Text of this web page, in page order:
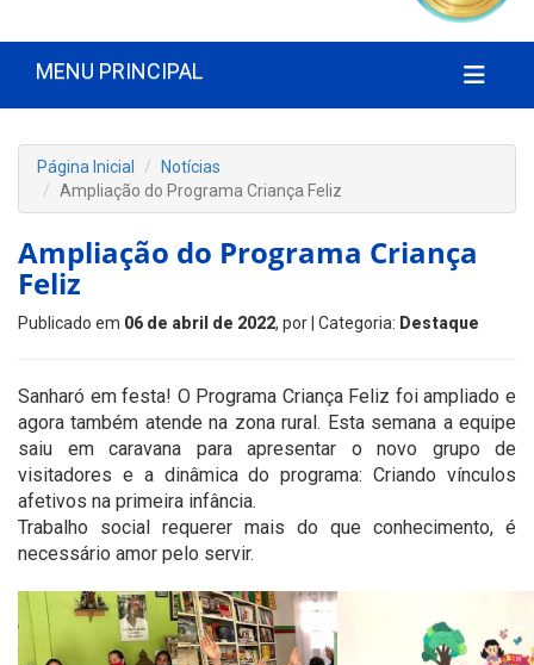
MENU PRINCIPAL
Página Inicial
Notícias
Ampliação do Programa Criança Feliz
Ampliação do Programa Criança
Feliz
Publicado em 06 de abril de 2022, por | Categoria: Destaque
Sanharó em festa! O Programa Criança Feliz foi ampliado e
agora também atende na zona rural. Esta semana a equipe
saiu em caravana para apresentar o novo grupo de
visitadores e a dinâmica do programa: Criando vínculos
afetivos na primeira infância.
Trabalho social requerer mais do que conhecimento, é
necessário amor pelo servir.